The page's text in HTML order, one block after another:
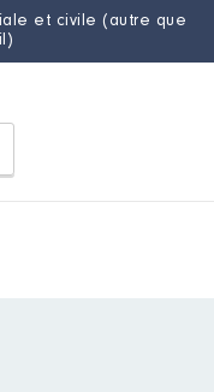
et civile (autre que